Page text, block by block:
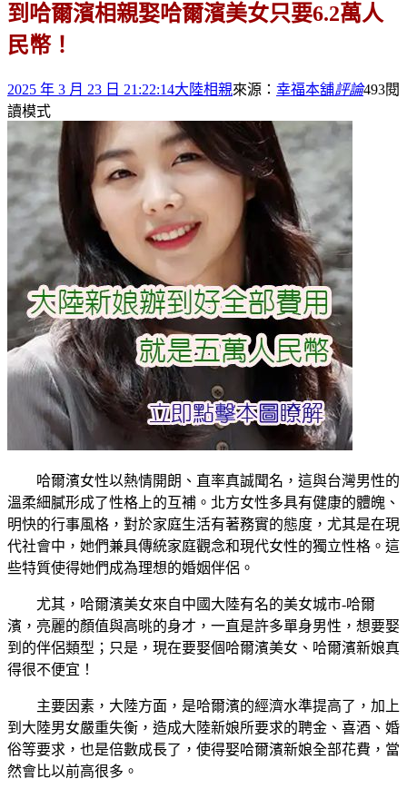
到哈爾濱相親娶哈爾濱美女只要6.2萬人
民幣！
2025 年 3 月 23 日 21:22:14大陸相親來源： 幸福本舖評論493閱
讀模式
哈爾濱女性以熱情開朗、直率真誠聞名，這與台灣男性的
溫柔細膩形成了性格上的互補。北方女性多具有健康的體魄、
明快的行事風格，對於家庭生活有著務實的態度，尤其是在現
代社會中，她們兼具傳統家庭觀念和現代女性的獨立性格。這
些特質使得她們成為理想的婚姻伴侶。
尤其，哈爾濱美女來自中國大陸有名的美女城市-哈爾
濱，亮麗的顏值與高晀的身才，一直是許多單身男性，想要娶
到的伴侶類型；只是，現在要娶個哈爾濱美女、哈爾濱新娘真
得很不便宜！
主要因素，大陸方面，是哈爾濱的經濟水準提高了，加上
到大陸男女嚴重失衡，造成大陸新娘所要求的聘金、喜酒、婚
俗等要求，也是倍數成長了，使得娶哈爾濱新娘全部花費，當
然會比以前高很多。